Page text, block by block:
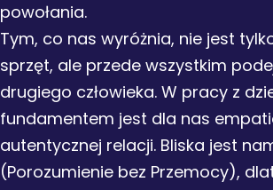
powołania.
Tym, co nas wyróżnia, nie jest
sprzęt, ale przede wszystkim
drugiego człowieka. W pracy z
fundamentem jest dla nas
autentycznej relacji. Bliska jest
(Porozumienie bez Przemocy),